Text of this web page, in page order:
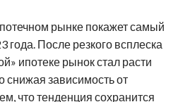
рынке покажет самый
года. После резкого всплеска
ипотеке рынок стал расти
снижая зависимость от
что тенденция сохранится